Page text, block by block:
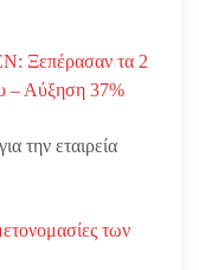
Ξεπέρασαν τα 2
– Αύξηση 37%
την εταιρεία
των